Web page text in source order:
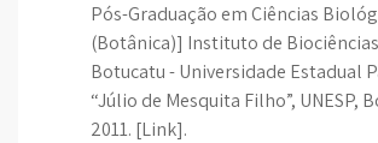
Pós-Graduação em Ciências
(Botânica)] Instituto de
Botucatu - Universidade Estadual
“Júlio de Mesquita Filho”, UNESP,
2011. [Link].